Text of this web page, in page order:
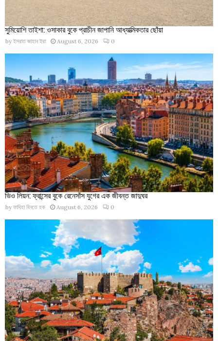
সুমিয়োশি তাইশা: ওসাকার বুকে প্রাচীন জাপানি আধ্যাত্মিকতার ছোঁয়া
by ইসরাত জাহান ইরা August 6, 2026 0
ভিও লিয়ন: ফ্রান্সের বুকে রেনেসাঁস যুগের এক জীবন্ত জাদুঘর
by ফাবিহা বিনতে হক August 6, 2026 0